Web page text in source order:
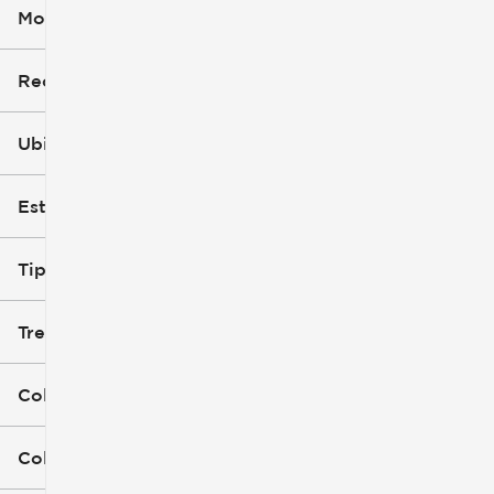
Modelo (1)
Recorte
Ubicación
Estilo de carrocería
Tipo de combustible
Tren de tracción
Color exterior
Color interior